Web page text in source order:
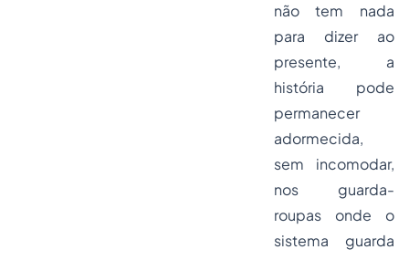
não tem nada
para dizer ao
presente, a
história pode
permanecer
adormecida,
sem incomodar,
nos guarda-
roupas onde o
sistema guarda